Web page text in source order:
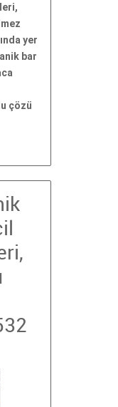
yer
bar
çözü